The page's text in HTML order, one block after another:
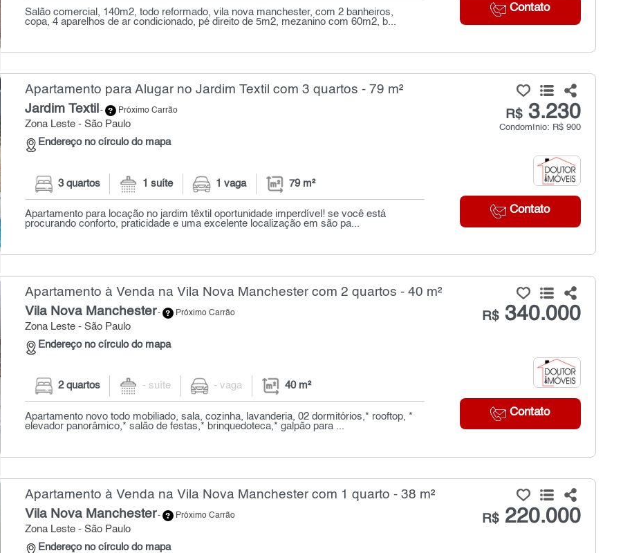
Contato
Salão comercial, 140m2, todo reformado, vila nova manchester, com 2 banheiros,
copa, 4 aparelhos de ar condicionado, pé direito de 5m2, mezanino com 60m2, b...
Apartamento para Alugar no Jardim Textil com 3 quartos - 79 m²
Jardim Textil - Próximo Carrão
Zona Leste - São Paulo
Endereço no círculo do mapa
R$3.230
Condomínio: R$ 900
Contato
3 quartos 1 suíte 1 vaga 79 m²
Apartamento para locação no jardim têxtil oportunidade imperdível! se você está
procurando conforto, praticidade e uma excelente localização em são pa...
Apartamento à Venda na Vila Nova Manchester com 2 quartos - 40 m²
Vila Nova Manchester- Próximo Carrão
Zona Leste - São Paulo
Endereço no círculo do mapa
R$340.000
Contato
2 quartos - suíte - vaga 40 m²
Apartamento novo todo mobiliado, sala, cozinha, lavanderia, 02 dormitórios,* rooftop, *
elevador panorâmico,* salão de festas,* brinquedoteca,* galpão para ...
Apartamento à Venda na Vila Nova Manchester com 1 quarto - 38 m²
Vila Nova Manchester- Próximo Carrão
Zona Leste - São Paulo
Endereço no círculo do mapa
R$220.000